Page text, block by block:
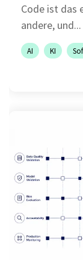
Code ist das
andere, und...
AI KI